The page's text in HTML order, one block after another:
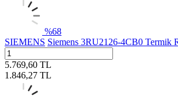
%68
SIEMENS Siemens 3RU2126-4CB0 Termik
5.769,60 TL
1.846,27 TL